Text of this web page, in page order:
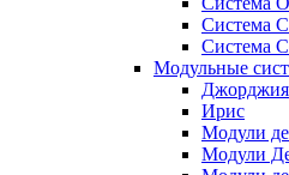
Система
Система
Модульные
Джорджия
Ирис
Модули
Модули